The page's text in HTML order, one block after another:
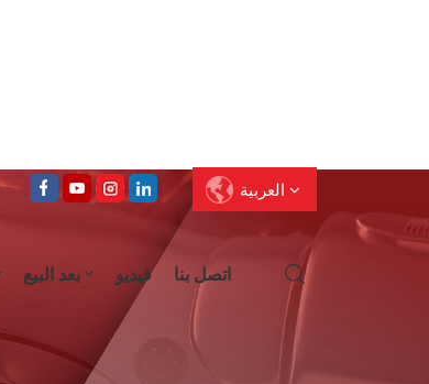
العربية
English
Français
Deutsch
Pусский
Español
العربية
بعد البيع فيديو اتصل بنا